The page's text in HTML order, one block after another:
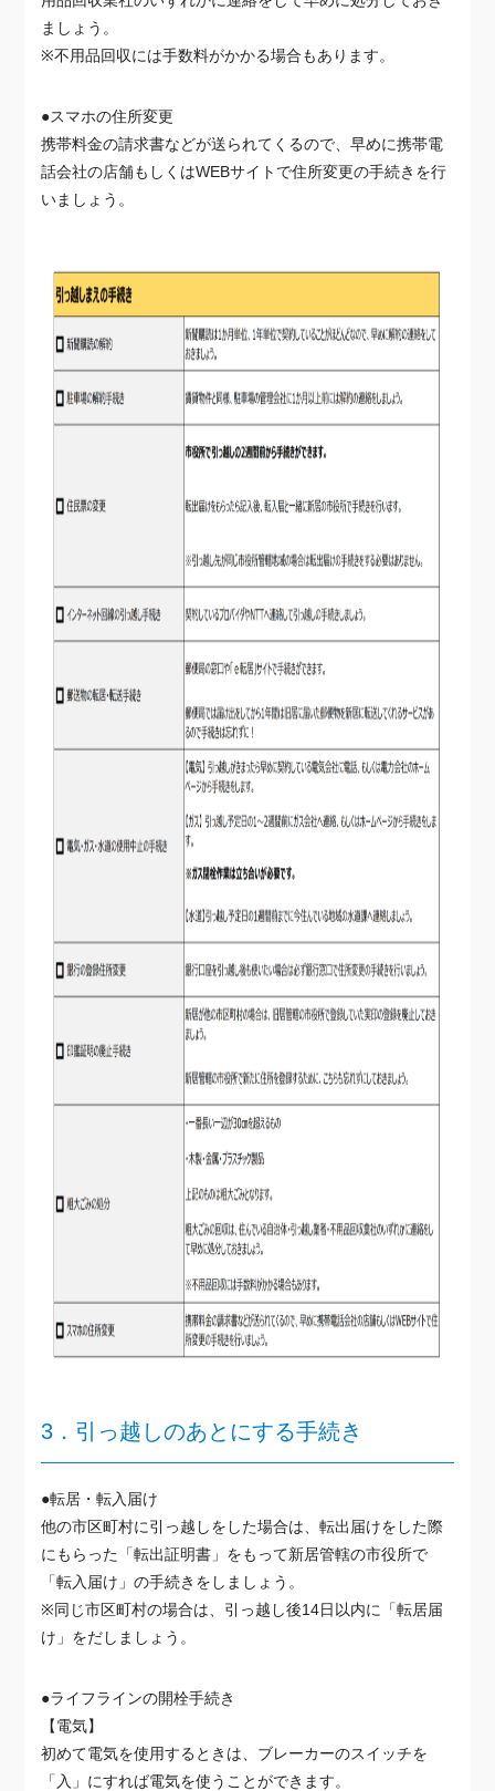
ましょう。
※不用品回収には手数料がかかる場合もあります。
●スマホの住所変更
携帯料金の請求書などが送られてくるので、早めに携帯電
話会社の店舗もしくはWEBサイトで住所変更の手続きを行
いましょう。
3．引っ越しのあとにする手続き
●転居・転入届け
他の市区町村に引っ越しをした場合は、転出届けをした際
にもらった「転出証明書」をもって新居管轄の市役所で
「転入届け」の手続きをしましょう。
※同じ市区町村の場合は、引っ越し後14日以内に「転居届
け」をだしましょう。
●ライフラインの開栓手続き
【電気】
初めて電気を使用するときは、ブレーカーのスイッチを
「入」にすれば電気を使うことができます。